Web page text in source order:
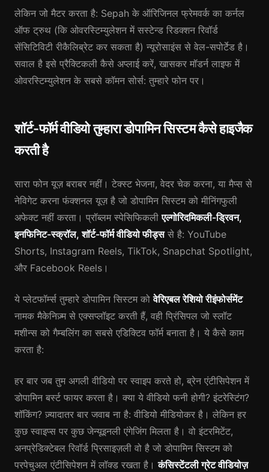
लेकिन जो मैटर करता है: Sepah के ऑरिजिनल फ्रेमवर्क का कर्नल
ऑफ ट्रुथ (कि ओवरस्टिम्युलेशन में सस्टेन्ड रिडक्शन रिवॉर्ड
सेंसिटिविटी रीकैलिब्रेट कर सकता है) न्यूरोसाइंस से वेल-सपोर्टेड है।
सवाल है इसे प्रैक्टिकली कैसे अप्लाई करें, खासकर मॉडर्न लाइफ में
ओवरस्टिम्युलेशन के सबसे कॉमन सोर्स: तुम्हारे फोन पर।
शॉर्ट-फॉर्म वीडियो तुम्हारा डोपामिन सिस्टम कैसे हाइजैक
करती है
सारा फोन यूज़ बराबर नहीं। टेक्स्ट भेजना, वेदर चेक करना, या मैप्स से
नेविगेट करना फंक्शनल यूज़ है जो डोपामिन सिस्टम को मीनिंगफुली
अफेक्ट नहीं करता। प्रॉब्लम स्पेसिफिकलीएल्गोरिदमिकली-ड्रिवन,
इनफिनिट-स्क्रॉल, शॉर्ट-फॉर्म वीडियो फीड्ससे है: YouTube
Shorts, Instagram Reels, TikTok, Snapchat Spotlight,
और Facebook Reels।
ये प्लेटफॉर्म्स तुम्हारे डोपामिन सिस्टम कोवेरिएबल रेशियो रीइंफोर्समेंट
नामक मैकेनिज़्म से एक्सप्लॉइट करती हैं, वही प्रिंसिपल जो स्लॉट
मशीन्स को गैम्बलिंग का सबसे एडिक्टिव फॉर्म बनाता है। ये कैसे काम
करता है:
हर बार जब तुम अगली वीडियो पर स्वाइप करते हो, ब्रेन एंटीसिपेशन में
डोपामिन बर्स्ट फायर करता है। क्या ये वीडियो फनी होगी? इंटरेस्टिंग?
शॉकिंग? ज़्यादातर बार जवाब ना है: वीडियो मीडियोकर है। लेकिन हर
कुछ स्वाइप्स पर कुछ जेन्यूइनली एंगेजिंग मिलता है। वो इंटरमिटेंट,
अनप्रेडिक्टेबल रिवॉर्ड प्रिसाइज़ली वो है जो डोपामिन सिस्टम को
परपेचुअल एंटीसिपेशन में लॉक्ड रखता है।कंसिस्टेंटली ग्रेट वीडियोज़